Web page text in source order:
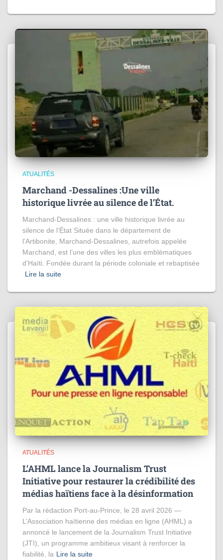
ATUALITÉS
Marchand -Dessalines :Une ville
historique livrée au silence de l’État.
Marchand-Dessalines : une ville historique livrée au
silence de l’État Située dans le département de
l’Artibonite, Marchand-Dessalines, autrefois appelée
Marchand, est l’une des villes les plus emblématiques
d’Haïti. Fondée durant la période coloniale et rebaptisée
Lire la suite
ATUALITÉS
L’AHML lance la Journalism Trust
Initiative pour restaurer la crédibilité des
médias haïtiens face à la désinformation
Par la rédaction Port-au-Prince, le 28 avril 2026 —
L’Association haïtienne des médias en ligne (AHML) a
annoncé le lancement de la Journalism Trust Initiative
(JTI), un programme ambitieux visant à renforcer la
fiabilité, la Lire la suite